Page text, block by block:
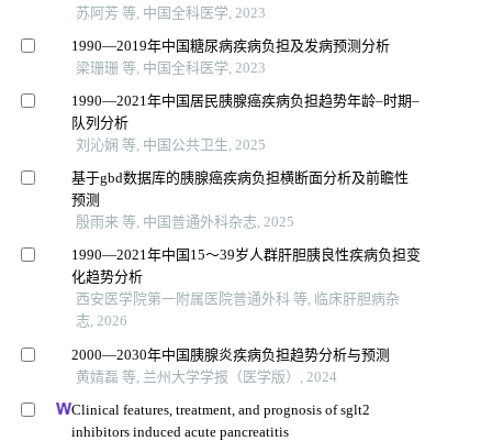
苏阿芳 等, 中国全科医学, 2023
1990—2019年中国糖尿病疾病负担及发病预测分析
梁珊珊 等, 中国全科医学, 2023
1990—2021年中国居民胰腺癌疾病负担趋势年龄–时期–
队列分析
刘沁娴 等, 中国公共卫生, 2025
基于gbd数据库的胰腺癌疾病负担横断面分析及前瞻性
预测
殷雨来 等, 中国普通外科杂志, 2025
1990—2021年中国15～39岁人群肝胆胰良性疾病负担变
化趋势分析
西安医学院第一附属医院普通外科 等, 临床肝胆病杂
志, 2026
2000—2030年中国胰腺炎疾病负担趋势分析与预测
黄婧磊 等, 兰州大学学报（医学版）, 2024
Clinical features, treatment, and prognosis of sglt2
inhibitors induced acute pancreatitis